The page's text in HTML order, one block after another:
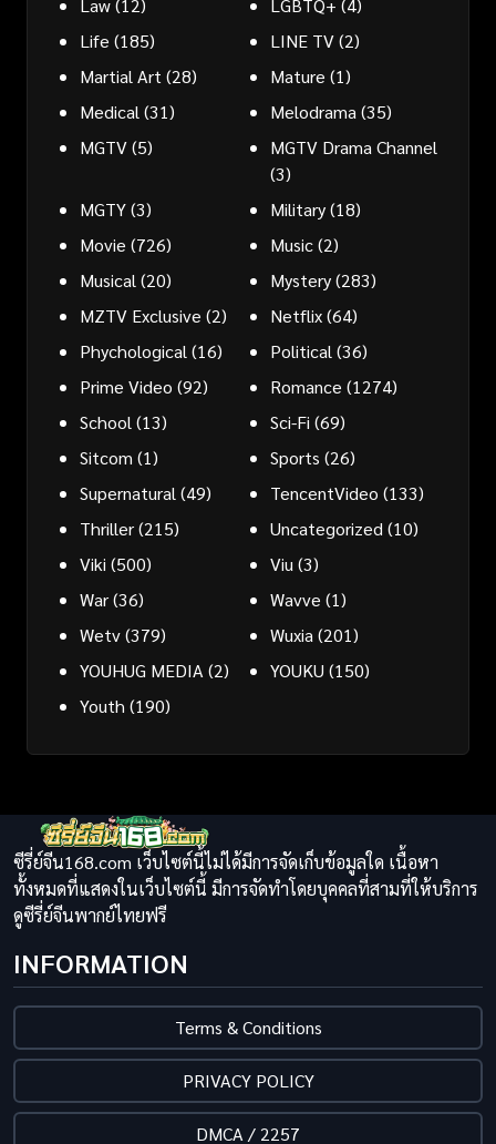
Law(12) LGBTQ+ (4)
Life (185) LINE TV(2)
Martial Art (28) Mature (1)
Medical (31) Melodrama (35)
MGTV(5)
MGTV Drama Channel
(3)
MGTY(3) Military(18)
Movie (726) Music(2)
Musical (20) Mystery(283)
MZTV Exclusive (2) Netflix(64)
Phychological (16) Political (36)
Prime Video (92) Romance (1274)
School (13) Sci-Fi (69)
Sitcom (1) Sports (26)
Supernatural (49) TencentVideo (133)
Thriller(215) Uncategorized (10)
Viki (500) Viu (3)
War(36) Wavve (1)
Wetv(379) Wuxia (201)
YOUHUG MEDIA (2) YOUKU (150)
Youth (190)
ซีรี่ย์จีน168.com เว็บไซต์นี้ไม่ได้มีการจัดเก็บข้อมูลใด เนื้อหา
ทั้งหมดที่แสดงในเว็บไซต์นี้ มีการจัดทำโดยบุคคลที่สามที่ให้บริการ
ดูซีรี่ย์จีนพากย์ไทยฟรี
INFORMATION
Terms & Conditions
PRIVACY POLICY
DMCA / 2257